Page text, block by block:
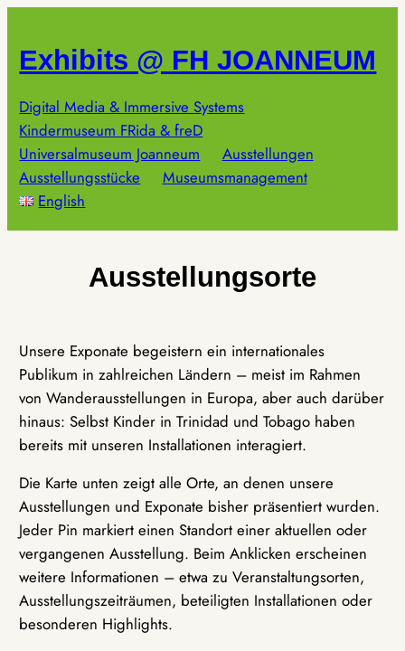
springen
Exhibits @ FH JOANNEUM
Digital Media & Immersive Systems
Kindermuseum FRida & freD
Universalmuseum Joanneum
Ausstellungen
Ausstellungsstücke
Museumsmanagement
English
Ausstellungsorte
Unsere Exponate begeistern ein internationales
Publikum in zahlreichen Ländern – meist im Rahmen
von Wanderausstellungen in Europa, aber auch darüber
hinaus: Selbst Kinder in Trinidad und Tobago haben
bereits mit unseren Installationen interagiert.
Die Karte unten zeigt alle Orte, an denen unsere
Ausstellungen und Exponate bisher präsentiert wurden.
Jeder Pin markiert einen Standort einer aktuellen oder
vergangenen Ausstellung. Beim Anklicken erscheinen
weitere Informationen – etwa zu Veranstaltungsorten,
Ausstellungszeiträumen, beteiligten Installationen oder
besonderen Highlights.